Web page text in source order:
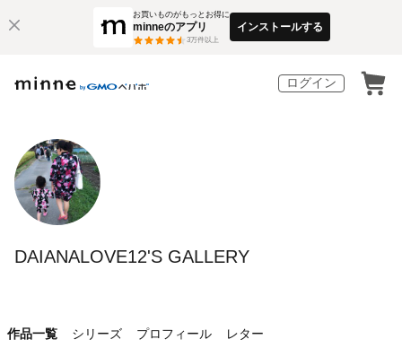
お買いものがもっとお得に
minneのアプリ
3万件以上
インストールする
ログイン
DAIANALOVE12'S GALLERY
作品一覧 シリーズ プロフィール レター